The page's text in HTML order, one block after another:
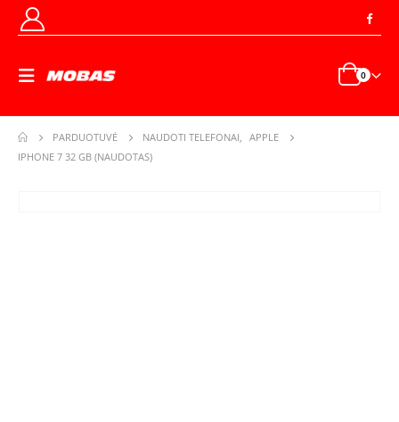
0
PARDUOTUVĖ NAUDOTI TELEFONAI,
APPLE
IPHONE 7 32 GB (NAUDOTAS)